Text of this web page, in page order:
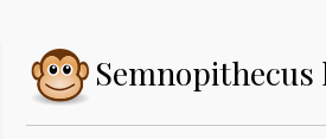
Semnopithecus